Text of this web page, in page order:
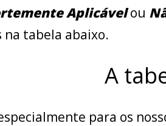
Aplicável ou
na tabela abaixo.
A
para os